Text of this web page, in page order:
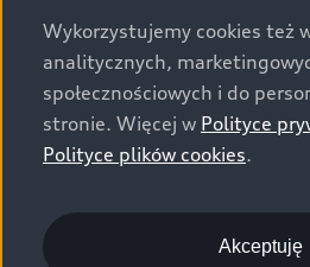
Wszystkie produkowane obecnie
są wykonywane z materiałów
względem możliwości odzysku i
określone w normie ISO 22628 i
europejskimi świadectwami
o.o. podlega obowiązkowi
użytkownikom samochodów
Wykorzystujemy cookies też
analitycznych,
społecznościowych i do
stronie. Więcej w Polityce
Polityce plików cookies.
Akceptuję